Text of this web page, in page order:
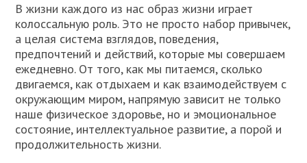
В жизни каждого из нас образ жизни играет
колоссальную роль. Это не просто набор привычек,
а целая система взглядов, поведения,
предпочтений и действий, которые мы совершаем
ежедневно. От того, как мы питаемся, сколько
двигаемся, как отдыхаем и как взаимодействуем с
окружающим миром, напрямую зависит не только
наше физическое здоровье, но и эмоциональное
состояние, интеллектуальное развитие, а порой и
продолжительность жизни.